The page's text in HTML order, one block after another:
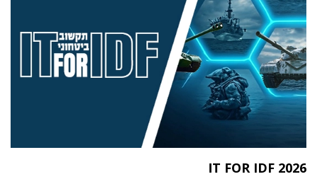
IT FOR IDF 2026